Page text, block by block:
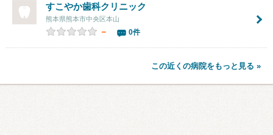
すこやか歯科クリニック
熊本県熊本市中央区本山
－ 0件
この近くの病院をもっと見る »